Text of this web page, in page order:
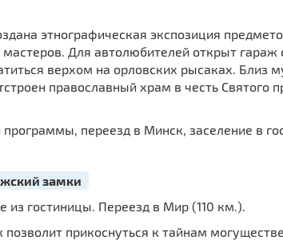
этнографическая экспозиция
Для автолюбителей открыт
верхом на орловских рысаках.
православный храм в честь Святого
переезд в Минск, заселение в
замки
из гостиницы. Переезд в Мир (110 км.).
прикоснуться к тайнам